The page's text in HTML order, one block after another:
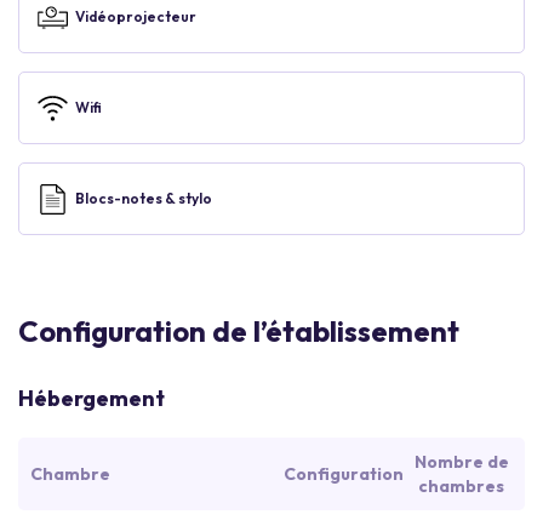
Vidéoprojecteur
Wifi
Blocs-notes & stylo
Configuration de l’établissement
Hébergement
Chambre Configuration
Nombre de
chambres